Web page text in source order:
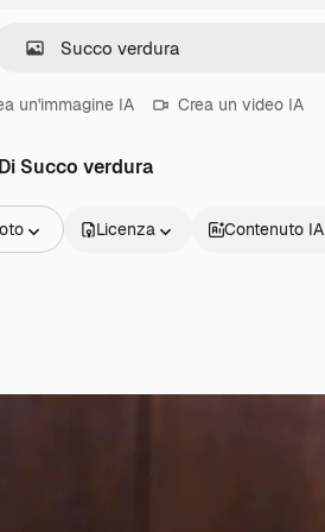
un'immagine IA Crea un video IA
Succo verdura
Licenza Contenuto IA